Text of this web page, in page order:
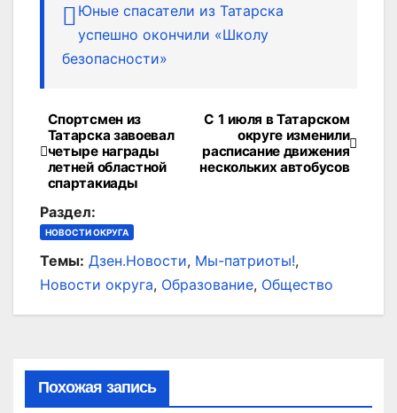
Юные спасатели из Татарска
успешно окончили «Школу
безопасности»
Навигация
по
записям
С 1 июля в Татарском
округе изменили
расписание движения
нескольких автобусов
Спортсмен из
Татарска завоевал
четыре награды
летней областной
спартакиады
Раздел:
НОВОСТИ ОКРУГА
Темы: Дзен.Новости, Мы-патриоты!,
Новости округа, Образование, Общество
Похожая запись